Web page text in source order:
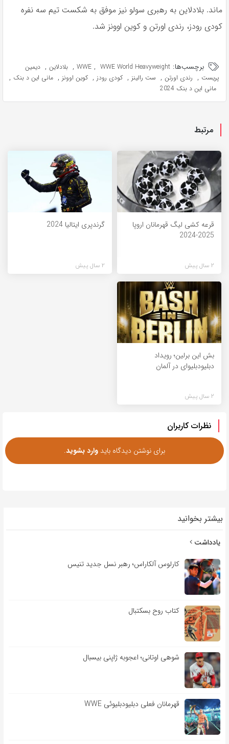
ماند. بلادلاین به رهبری سولو نیز موفق به شکست تیم سه نفره
کودی رودز، رندی اورتن و کوین اوونز شد.
برچسب‌ها: WWE , WWE World Heavyweight
, بلادلاین , دیمین
پریست , رندی اورتن , ست رالینز , کودی رودز , کوین اوونز , مانی این د بنک ,
مانی این د بنک 2024
مرتبط
قرعه کشی لیگ قهرمانان اروپا
2025-2024
2 سال پیش
گرندپری ایتالیا 2024
2 سال پیش
بش این برلین؛ رویداد
دبلیودبلیوای در آلمان
2 سال پیش
نظرات کاربران
برای نوشتن دیدگاه باید وارد بشوید.
بیشتر بخوانید
یادداشت
کارلوس آلکاراس؛ رهبر نسل جدید تنیس
کتاب روح بسکتبال
شوهی اوتانی؛ اعجوبه ژاپنی بیسبال
قهرمانان فعلی دبلیودبلیوئی WWE